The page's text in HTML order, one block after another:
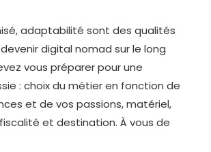
adaptabilité sont des qualités
digital nomad sur le long
vous préparer pour une
: choix du métier en fonction de
et de vos passions, matériel,
et destination. À vous de